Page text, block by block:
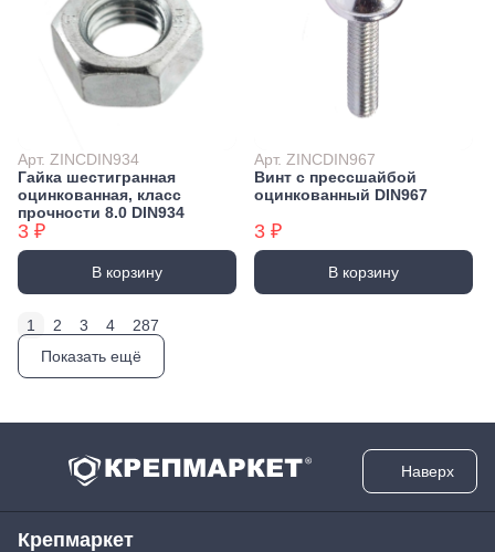
Арт. ZINCDIN934
Гайка шестигранная
оцинкованная, класс
прочности 8.0 DIN934
3 ₽
В корзину
Арт. ZINCDIN967
Винт с прессшайбой
оцинкованный DIN967
3 ₽
В корзину
1 2 3 4
287
Показать ещё
Наверх
Крепмаркет